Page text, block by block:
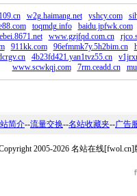
w2g.haimang.net yshcy.com
toqmdg.info
baidu.jpfwk.com
www.gzjfqd.com.cn
911kk.com 96efmmk7y.5h2bim.cn
4b23fd421.yan1tvz55.cn
www.scwkqj.com
7rm.ceadd.cn
简介--流量交换--名站收藏夹--广告
2005-2026 名站在线